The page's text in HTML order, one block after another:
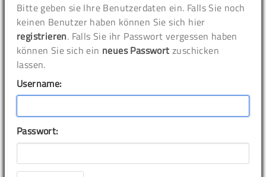
Bitte geben sie Ihre Benutzerdaten ein. Falls Sie noch
keinen Benutzer haben können Sie sich hier
registrieren. Falls Sie ihr Passwort vergessen haben
können Sie sich ein neues Passwort zuschicken
lassen.
Username:
Passwort: